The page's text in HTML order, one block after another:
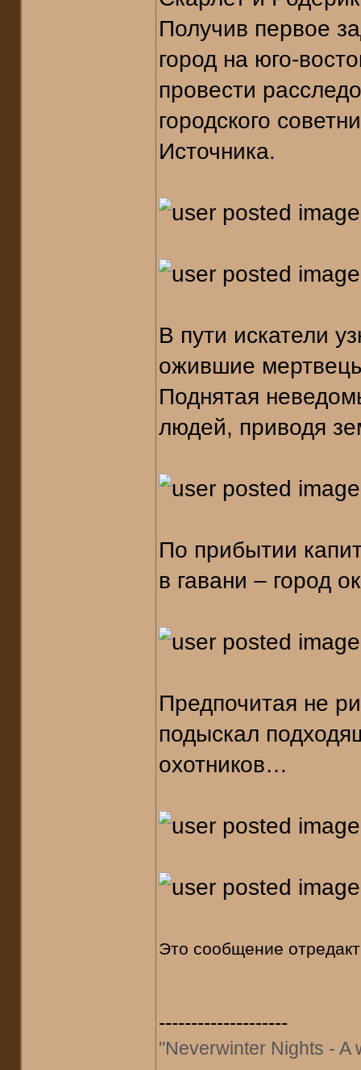
Получив первое
город на юго-
провести
городского
Источника.
В пути искатели
ожившие
Поднятая
людей, приводя
По прибытии
в гавани – город
Предпочитая не
подыскал
охотников…
Это сообщение
--------------------
"Neverwinter Nights - A